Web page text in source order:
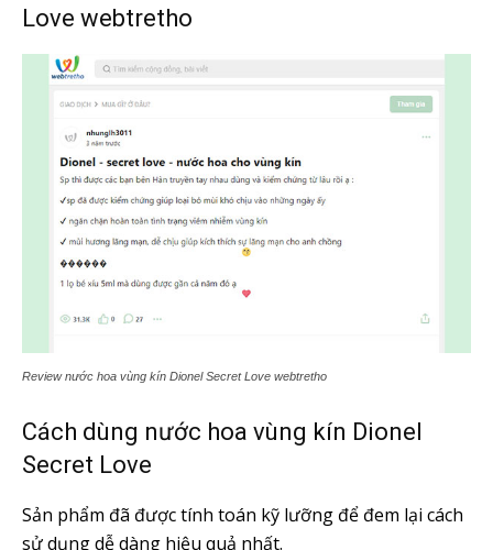
Love webtretho
Review nước hoa vùng kín Dionel Secret Love webtretho
Cách dùng nước hoa vùng kín Dionel
Secret Love
Sản phẩm đã được tính toán kỹ lưỡng để đem lại cách
sử dụng dễ dàng hiệu quả nhất.